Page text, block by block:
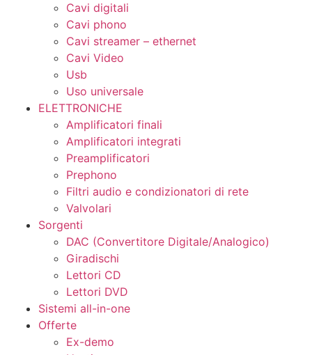
Cavi digitali
Cavi phono
Cavi streamer – ethernet
Cavi Video
Usb
Uso universale
ELETTRONICHE
Amplificatori finali
Amplificatori integrati
Preamplificatori
Prephono
Filtri audio e condizionatori di rete
Valvolari
Sorgenti
DAC (Convertitore Digitale/Analogico)
Giradischi
Lettori CD
Lettori DVD
Sistemi all-in-one
Offerte
Ex-demo